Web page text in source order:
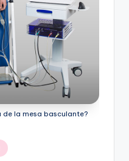
la mesa basculante?